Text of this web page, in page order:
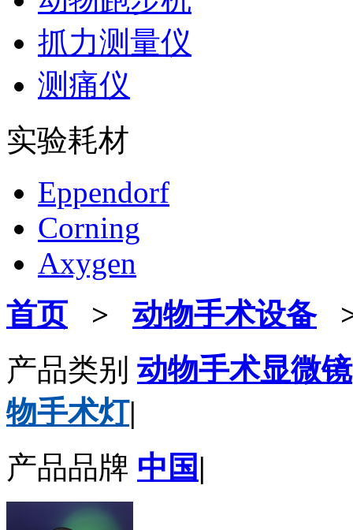
抓力测量仪
测痛仪
实验耗材
Eppendorf
Corning
Axygen
首页 > 动物手术设备
产品类别 动物手术显微镜
物手术灯|
产品品牌 中国 |